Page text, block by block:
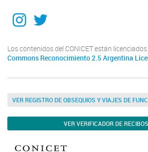
Instagram
Twitter
Los contenidos del CONICET están
Commons Reconocimiento 2.5 Argentina
VER REGISTRO DE OBSEQUIOS Y VIAJES DE
VER VERIFICADOR DE RECIBOS